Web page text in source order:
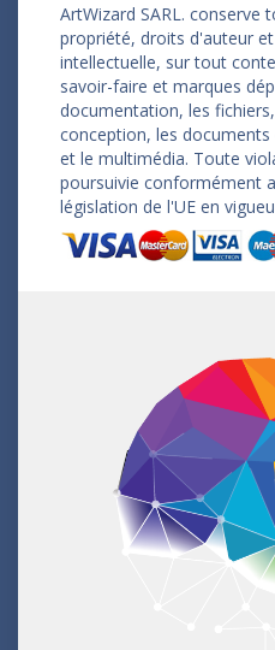
ArtWizard SARL. conserve
propriété, droits d'auteur
intellectuelle, sur tout
savoir-faire et marques
documentation, les
conception, les
et le multimédia. Toute
poursuivie conformément
législation de l'UE en